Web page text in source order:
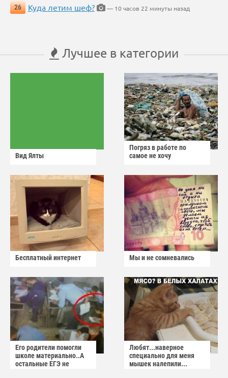
26
Куда летим шеф? — 10 часов 22 минуты назад
Лучшее в категории
Вид Ялты
Погряз в работе по
самое не хочу
Бесплатный интернет Мы и не сомневались
Его родители помогли
школе материально..А
остальные ЕГЭ не
Любят...наверное
специально для меня
мышек налепили...